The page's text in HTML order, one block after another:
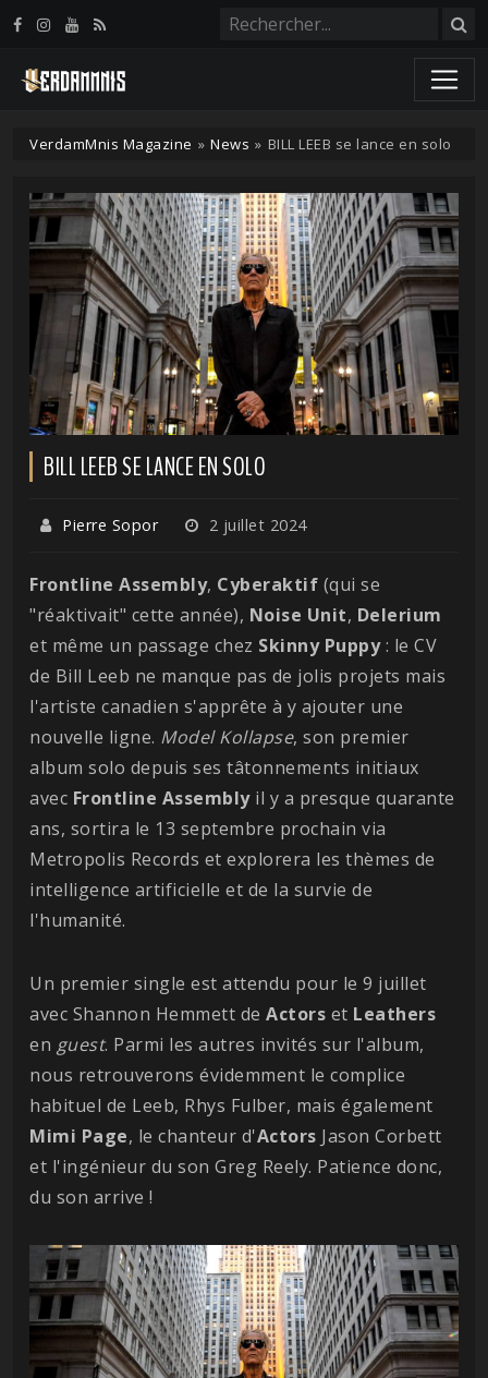
VerdamMnis Magazine » News » BILL LEEB se lance en solo
BILL LEEB SE LANCE EN SOLO
Pierre Sopor 2 juillet 2024
Frontline Assembly, Cyberaktif (qui se
"réaktivait" cette année), Noise Unit, Delerium
et même un passage chez Skinny Puppy: le CV
de Bill Leeb ne manque pas de jolis projets mais
l'artiste canadien s'apprête à y ajouter une
nouvelle ligne. Model Kollapse, son premier
album solo depuis ses tâtonnements initiaux
avec Frontline Assemblyil y a presque quarante
ans, sortira le 13 septembre prochain via
Metropolis Records et explorera les thèmes de
intelligence artificielle et de la survie de
l'humanité.
Un premier single est attendu pour le 9 juillet
avec Shannon Hemmett de Actors et Leathers
en guest. Parmi les autres invités sur l'album,
nous retrouverons évidemment le complice
habituel de Leeb, Rhys Fulber, mais également
Mimi Page, le chanteur d'Actors Jason Corbett
et l'ingénieur du son Greg Reely. Patience donc,
du son arrive !
Panneau de gestion des cookies